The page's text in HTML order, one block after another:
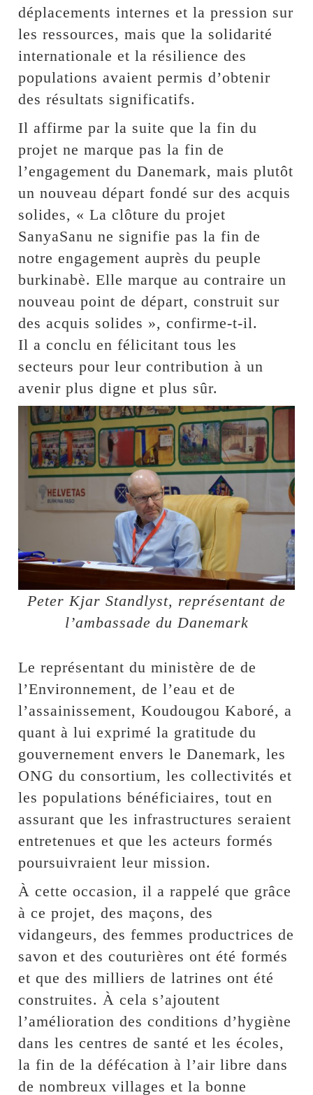
déplacements internes et la pression sur
les ressources, mais que la solidarité
internationale et la résilience des
populations avaient permis d’obtenir
des résultats significatifs.
Il affirme par la suite que la fin du
projet ne marque pas la fin de
l’engagement du Danemark, mais plutôt
un nouveau départ fondé sur des acquis
solides, « La clôture du projet
SanyaSanu ne signifie pas la fin de
notre engagement auprès du peuple
burkinabè. Elle marque au contraire un
nouveau point de départ, construit sur
des acquis solides », confirme-t-il.
Il a conclu en félicitant tous les
secteurs pour leur contribution à un
avenir plus digne et plus sûr.
Peter Kjar Standlyst, représentant de
l’ambassade du Danemark
Le représentant du ministère de de
l’Environnement, de l’eau et de
l’assainissement, Koudougou Kaboré, a
quant à lui exprimé la gratitude du
gouvernement envers le Danemark, les
ONG du consortium, les collectivités et
les populations bénéficiaires, tout en
assurant que les infrastructures seraient
entretenues et que les acteurs formés
poursuivraient leur mission.
À cette occasion, il a rappelé que grâce
à ce projet, des maçons, des
vidangeurs, des femmes productrices de
savon et des couturières ont été formés
et que des milliers de latrines ont été
construites. À cela s’ajoutent
l’amélioration des conditions d’hygiène
dans les centres de santé et les écoles,
la fin de la défécation à l’air libre dans
de nombreux villages et la bonne